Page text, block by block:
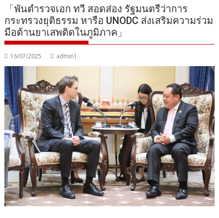
「พันตำรวจเอก ทวี สอดส่อง รัฐมนตรีว่าการ
กระทรวงยุติธรรม หารือ UNODC ส่งเสริมความร่วม
มือต้านยาเสพติดในภูมิภาค」
16/07/2025 admin1